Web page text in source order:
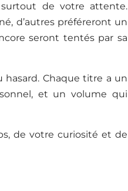
de votre attente.
d’autres préféreront un
seront tentés par sa
hasard. Chaque titre a un
et un volume qui
de votre curiosité et de